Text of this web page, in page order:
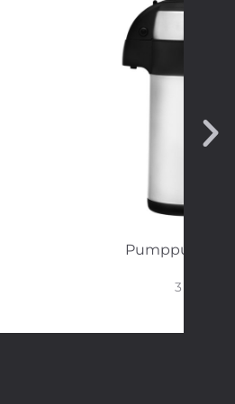
Pumpputermos
3 L